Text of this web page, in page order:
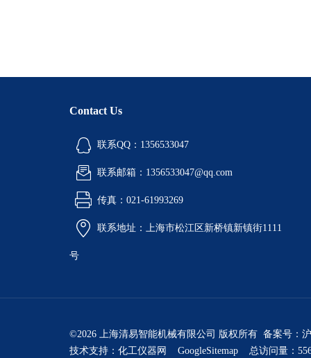
Contact Us
联系QQ：1356533047
联系邮箱：1356533047@qq.com
传真：021-61993269
联系地址：上海市松江区新桥镇新镇街1111
号
©2026 上海清易智能机械有限公司 版权所有 备案号：
技术支持： 化工仪器网 GoogleSitemap 总访问量：